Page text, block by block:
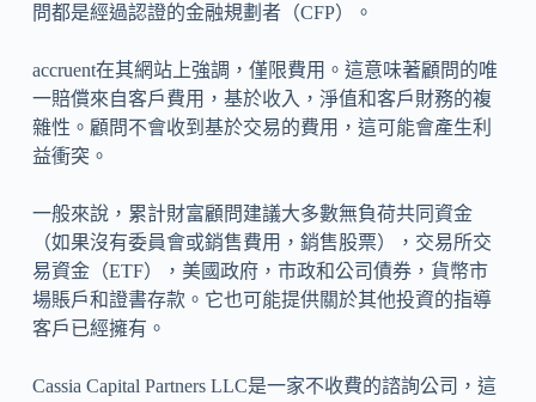
問都是經過認證的金融規劃者（CFP）。
accruent在其網站上強調，僅限費用。這意味著顧問的唯
一賠償來自客戶費用，基於收入，淨值和客戶財務的複
雜性。顧問不會收到基於交易的費用，這可能會產生利
益衝突。
一般來說，累計財富顧問建議大多數無負荷共同資金
（如果沒有委員會或銷售費用，銷售股票），交易所交
易資金（ETF），美國政府，市政和公司債券，貨幣市
場賬戶和證書存款。它也可能提供關於其他投資的指導
客戶已經擁有。
Cassia Capital Partners LLC是一家不收費的諮詢公司，這